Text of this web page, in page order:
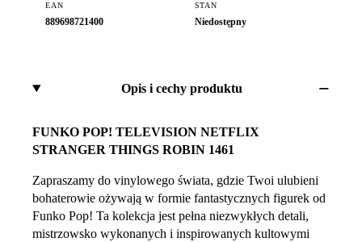
EAN
889698721400
STAN
Niedostępny
Opis i cechy produktu
FUNKO POP! TELEVISION NETFLIX
STRANGER THINGS ROBIN 1461
Zapraszamy do vinylowego świata, gdzie Twoi ulubieni
bohaterowie ożywają w formie fantastycznych figurek od
Funko Pop! Ta kolekcja jest pełna niezwykłych detali,
mistrzowsko wykonanych i inspirowanych kultowymi